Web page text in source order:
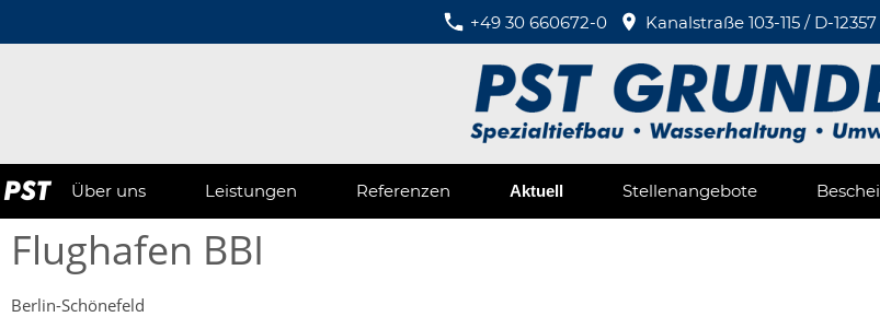
+49 30 660672-0 Kanalstraße 103-115 / D-
Über uns Leistungen Referenzen Aktuell Stellenangebote
Flughafen BBI
Berlin-Schönefeld